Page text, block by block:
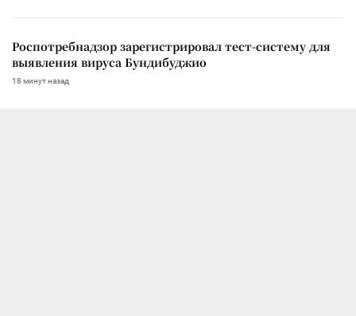
Роспотребнадзор зарегистрировал тест-систему для
выявления вируса Бундибуджио
18 минут назад